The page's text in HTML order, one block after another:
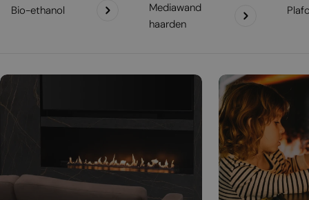
Bio-ethanol
Mediawand
haarden